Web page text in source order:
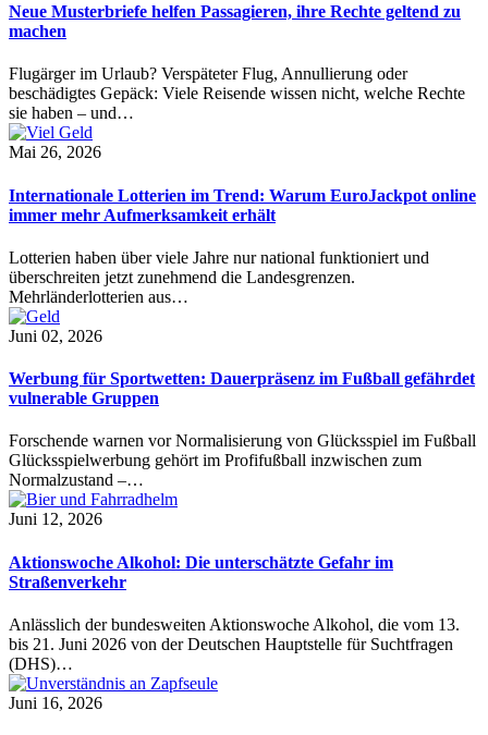
Neue Musterbriefe helfen Passagieren, ihre Rechte geltend zu
machen
Flugärger im Urlaub? Verspäteter Flug, Annullierung oder
beschädigtes Gepäck: Viele Reisende wissen nicht, welche Rechte
sie haben – und…
Mai 26, 2026
Internationale Lotterien im Trend: Warum EuroJackpot online
immer mehr Aufmerksamkeit erhält
Lotterien haben über viele Jahre nur national funktioniert und
überschreiten jetzt zunehmend die Landesgrenzen.
Mehrländerlotterien aus…
Juni 02, 2026
Werbung für Sportwetten: Dauerpräsenz im Fußball gefährdet
vulnerable Gruppen
Forschende warnen vor Normalisierung von Glücksspiel im Fußball
Glücksspielwerbung gehört im Profifußball inzwischen zum
Normalzustand –…
Juni 12, 2026
Aktionswoche Alkohol: Die unterschätzte Gefahr im
Straßenverkehr
Anlässlich der bundesweiten Aktionswoche Alkohol, die vom 13.
bis 21. Juni 2026 von der Deutschen Hauptstelle für Suchtfragen
(DHS)…
Juni 16, 2026